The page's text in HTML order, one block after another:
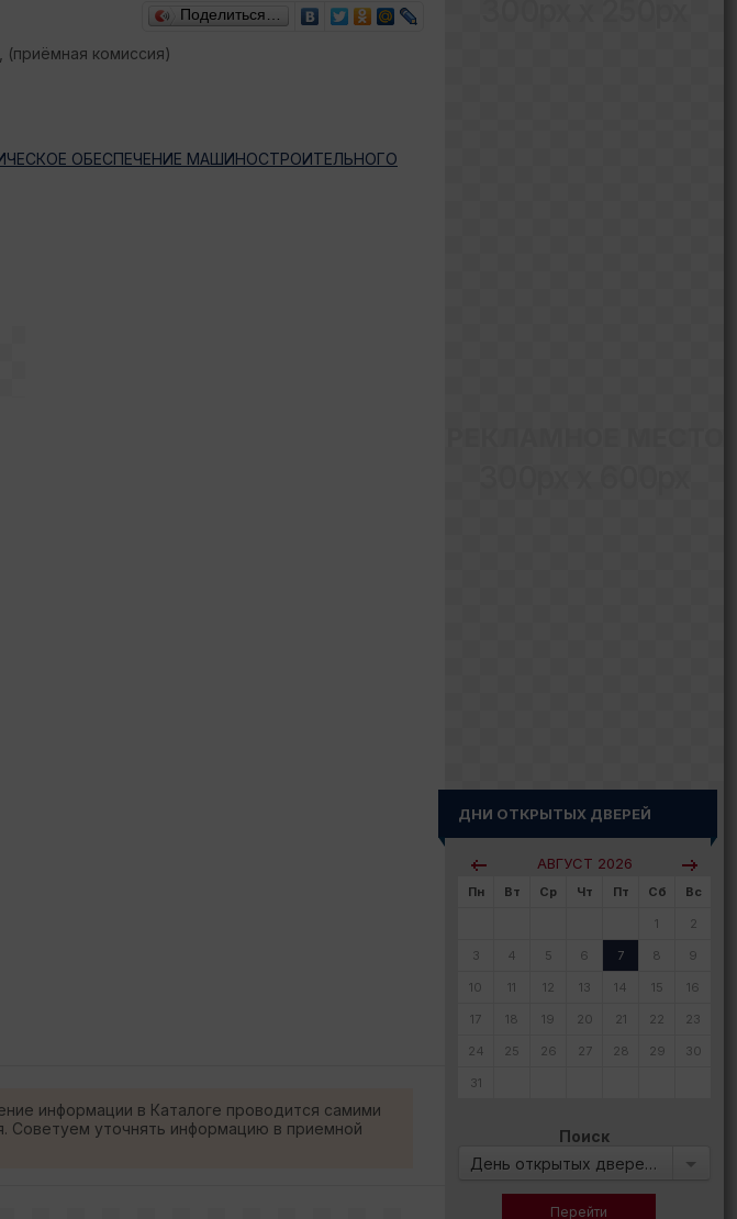
Поделиться…
(приёмная комиссия)
ОБЕСПЕЧЕНИЕ МАШИНОСТРОИТЕЛЬНОГО
информации в Каталоге проводится самими
Советуем уточнять информацию в приемной
ДНИ ОТКРЫТЫХ ДВЕРЕЙ
АВГУСТ 2026
Пн Вт Ср Чт Пт Сб Вс
1 2
3 4 5 6 7 8 9
10 11 12 13 14 15 16
17 18 19 20 21 22 23
24 25 26 27 28 29 30
31
Поиск
День открытых дверей в: